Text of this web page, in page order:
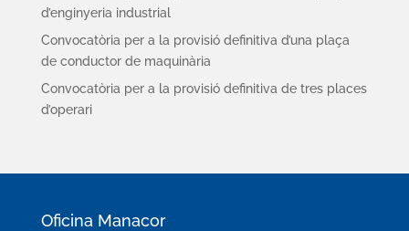
d’enginyeria industrial
Convocatòria per a la provisió definitiva d’una plaça
de conductor de maquinària
Convocatòria per a la provisió definitiva de tres places
d’operari
Oficina Manacor